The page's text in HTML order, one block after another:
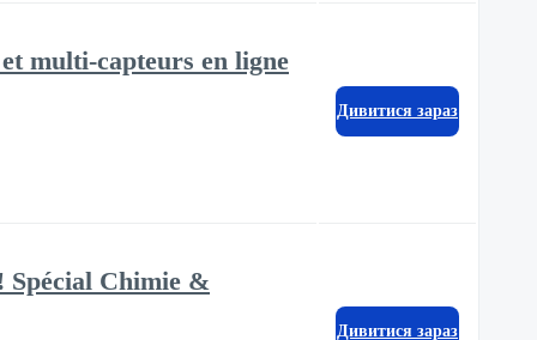
multi-capteurs en ligne
Дивитися зараз
Spécial Chimie &
Дивитися зараз